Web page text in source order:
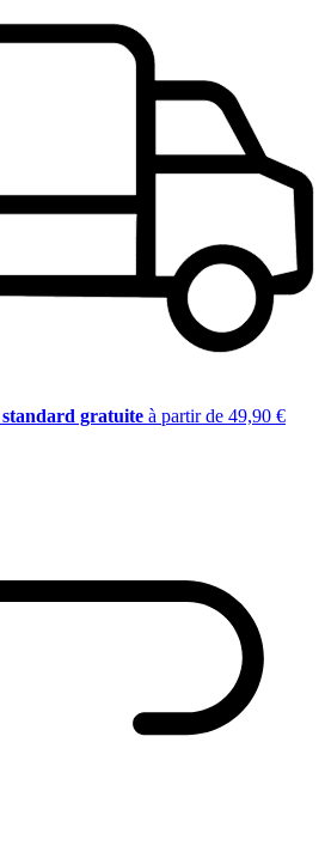
gratuite à partir de 49,90 €